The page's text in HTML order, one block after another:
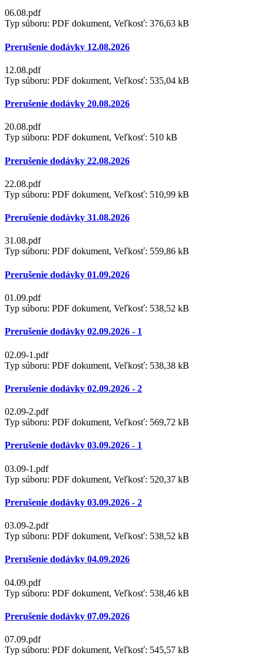
06.08.pdf
Typ súboru: PDF dokument, Veľkosť: 376,63 kB
Prerušenie dodávky 12.08.2026
12.08.pdf
Typ súboru: PDF dokument, Veľkosť: 535,04 kB
Prerušenie dodávky 20.08.2026
20.08.pdf
Typ súboru: PDF dokument, Veľkosť: 510 kB
Prerušenie dodávky 22.08.2026
22.08.pdf
Typ súboru: PDF dokument, Veľkosť: 510,99 kB
Prerušenie dodávky 31.08.2026
31.08.pdf
Typ súboru: PDF dokument, Veľkosť: 559,86 kB
Prerušenie dodávky 01.09.2026
01.09.pdf
Typ súboru: PDF dokument, Veľkosť: 538,52 kB
Prerušenie dodávky 02.09.2026 - 1
02.09-1.pdf
Typ súboru: PDF dokument, Veľkosť: 538,38 kB
Prerušenie dodávky 02.09.2026 - 2
02.09-2.pdf
Typ súboru: PDF dokument, Veľkosť: 569,72 kB
Prerušenie dodávky 03.09.2026 - 1
03.09-1.pdf
Typ súboru: PDF dokument, Veľkosť: 520,37 kB
Prerušenie dodávky 03.09.2026 - 2
03.09-2.pdf
Typ súboru: PDF dokument, Veľkosť: 538,52 kB
Prerušenie dodávky 04.09.2026
04.09.pdf
Typ súboru: PDF dokument, Veľkosť: 538,46 kB
Prerušenie dodávky 07.09.2026
07.09.pdf
Typ súboru: PDF dokument, Veľkosť: 545,57 kB